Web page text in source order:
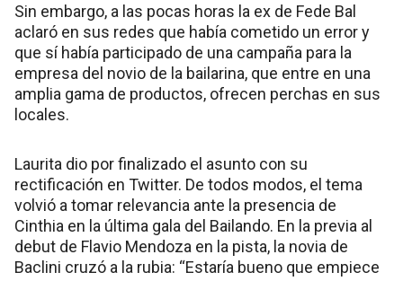
Sin embargo, a las pocas horas la ex de Fede Bal
aclaró en sus redes que había cometido un error y
que sí había participado de una campaña para la
empresa del novio de la bailarina, que entre en una
amplia gama de productos, ofrecen perchas en sus
locales.
Laurita dio por finalizado el asunto con su
rectificación en Twitter. De todos modos, el tema
volvió a tomar relevancia ante la presencia de
Cinthia en la última gala del Bailando. En la previa al
debut de Flavio Mendoza en la pista, la novia de
Baclini cruzó a la rubia: “Estaría bueno que empiece